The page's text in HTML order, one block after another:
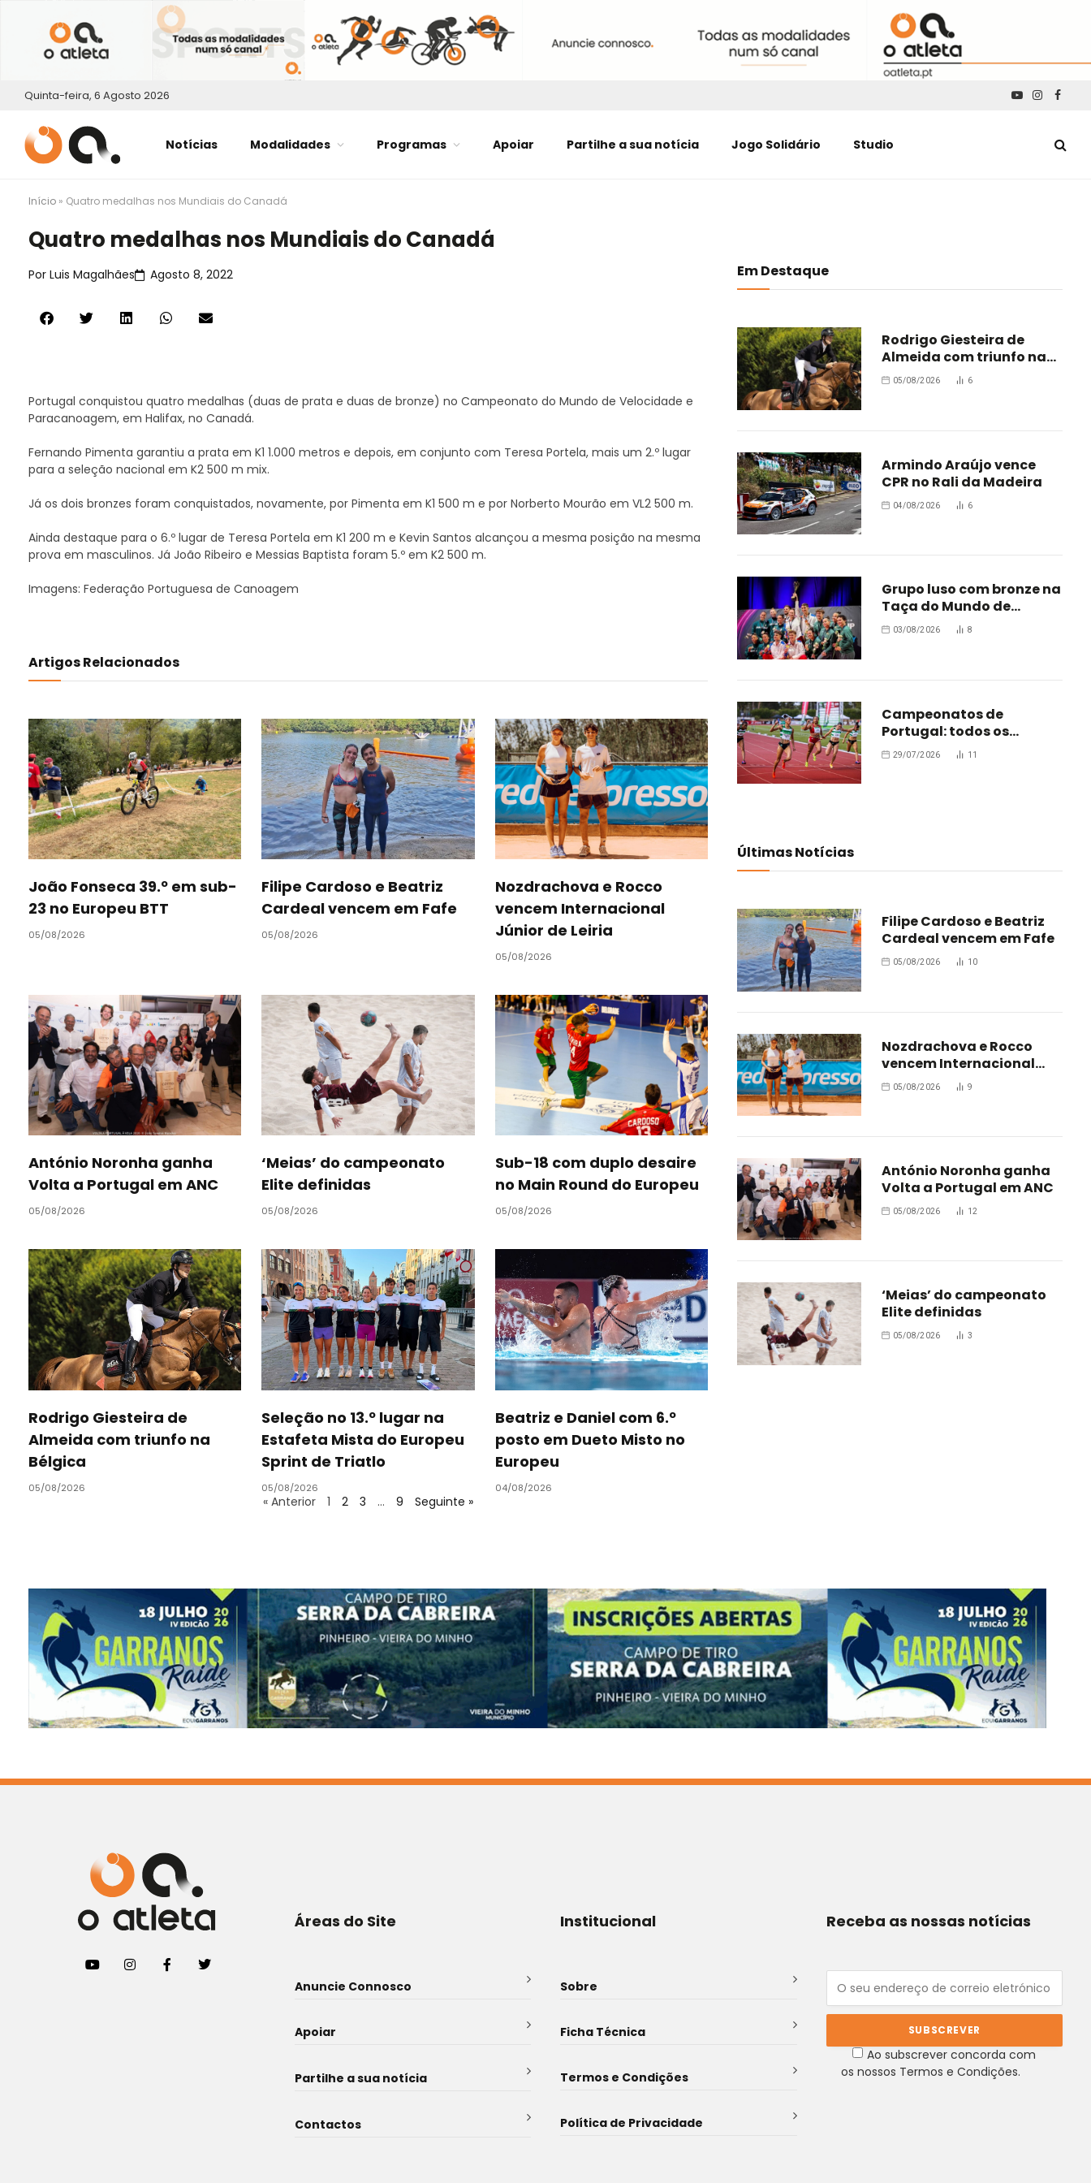
Quinta-feira, 6 Agosto 2026 YouTube
Notícias Modalidades Programas Apoiar Partilhe a sua notícia Jogo Solidário Studio
Início » Quatro medalhas nos Mundiais do Canadá
Quatro medalhas nos Mundiais do Canadá
Por Luis Magalhães Agosto 8, 2022
Portugal conquistou quatro medalhas (duas de prata e duas de bronze) no Campeonato do Mundo de Velocidade e
Paracanoagem, em Halifax, no Canadá.
Fernando Pimenta garantiu a prata em K1 1.000 metros e depois, em conjunto com Teresa Portela, mais um 2.º lugar
para a seleção nacional em K2 500 m mix.
Já os dois bronzes foram conquistados, novamente, por Pimenta em K1 500 m e por Norberto Mourão em VL2 500 m.
Ainda destaque para o 6.º lugar de Teresa Portela em K1 200 m e Kevin Santos alcançou a mesma posição na mesma
prova em masculinos. Já João Ribeiro e Messias Baptista foram 5.º em K2 500 m.
Imagens: Federação Portuguesa de Canoagem
Artigos Relacionados
João Fonseca 39.º em sub-
23 no Europeu BTT
05/08/2026
Filipe Cardoso e Beatriz
Cardeal vencem em Fafe
05/08/2026
Nozdrachova e Rocco
vencem Internacional
Júnior de Leiria
05/08/2026
António Noronha ganha
Volta a Portugal em ANC
05/08/2026
‘Meias’ do campeonato
Elite definidas
05/08/2026
Sub-18 com duplo desaire
no Main Round do Europeu
05/08/2026
Rodrigo Giesteira de
Almeida com triunfo na
Bélgica
05/08/2026
Seleção no 13.º lugar na
Estafeta Mista do Europeu
Sprint de Triatlo
05/08/2026
Beatriz e Daniel com 6.º
posto em Dueto Misto no
Europeu
04/08/2026
« Anterior 1 2 3 … 9 Seguinte »
Em Destaque
Rodrigo Giesteira de
Almeida com triunfo na
Bélgica
05/08/2026 6
Armindo Araújo vence
CPR no Rali da Madeira
04/08/2026 6
Grupo luso com bronze na
Taça do Mundo de
Oradea
03/08/2026 8
Campeonatos de
Portugal: todos os
campeões
29/07/2026 11
Últimas Notícias
Filipe Cardoso e Beatriz
Cardeal vencem em Fafe
05/08/2026 10
Nozdrachova e Rocco
vencem Internacional
Júnior de Leiria
05/08/2026 9
António Noronha ganha
Volta a Portugal em ANC
05/08/2026 12
‘Meias’ do campeonato
Elite definidas
05/08/2026 3
Áreas do Site
Anuncie Connosco
Apoiar
Partilhe a sua notícia
Contactos
Institucional
Sobre
Ficha Técnica
Termos e Condições
Política de Privacidade
Receba as nossas notícias
Ao subscrever concorda com
os nossos Termos e Condições.